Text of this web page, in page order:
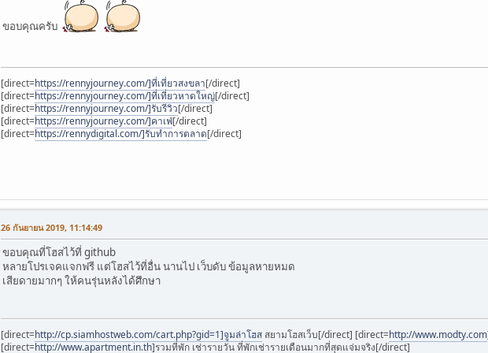
ขอบคุณครับ
[direct=https://rennyjourney.com/]ที่เที่ยวสงขลา[/direct]
[direct=https://rennyjourney.com/]ที่เที่ยวหาดใหญ่[/direct]
[direct=https://rennyjourney.com/]รับรีวิว[/direct]
[direct=https://rennyjourney.com/]คาเฟ่[/direct]
[direct=https://rennydigital.com/]รับทำการตลาด[/direct]
26 กันยายน 2019, 11:14:49
ขอบคุณที่โฮสไว้ที่ github
หลายโปรเจคแจกฟรี แต่โฮสไว้ที่อื่น นานไป เว็บดับ ข้อมูลหายหมด
เสียดายมากๆ ให้คนรุ่นหลังได้ศึกษา
[direct=http://cp.siamhostweb.com/cart.php?gid=1]จูมล่าโฮส สยามโฮสเว็บ[/direct] [direct=http://www.modty.com
[direct=http://www.apartment.in.th]รวมที่พัก เช่ารายวัน ที่พักเช่ารายเดือนมากที่สุดแจ่มจริง[/direct]